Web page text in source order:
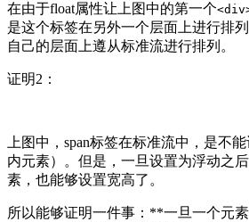
在由于float属性让上图中的第一个
是这个标签在另外一个层面上进行排
自己的层面上遵从标准流进行排列。
证明2：
上图中，span标签在标准流中，是不
内元素）。但是，一旦设置为浮动之
素，也能够设置宽高了。
所以能够证明一件事：**一旦一个元